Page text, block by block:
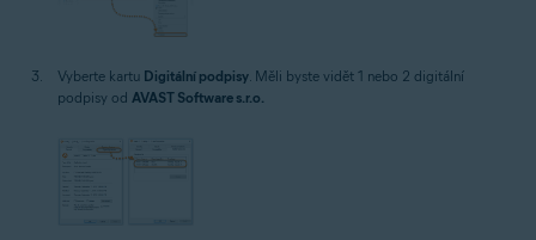
Vyberte kartu Digitální podpisy . Měli byste vidět 1 nebo 2 digitální
podpisy od AVAST Software s.r.o.